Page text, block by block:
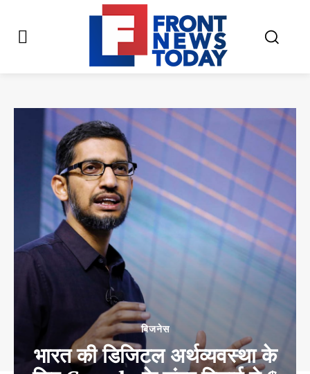
बिजनेस
भारत की डिजिटल अर्थव्यवस्था के